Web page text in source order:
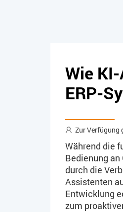
Wie
ERP-
Zur Verfügung
Während die
Bedienung an
durch die
Assistenten
Entwicklung
zum